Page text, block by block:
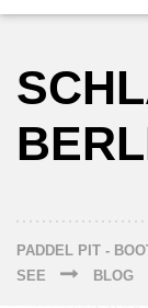
PADDEL PIT -
SEE
BLOG